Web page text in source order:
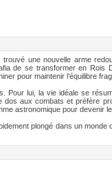
une nouvelle arme
de se transformer en
pour maintenir l’équilibre
Pour lui, la vie idéale se
aux combats et préfère
astronomique pour devenir
plongé dans un